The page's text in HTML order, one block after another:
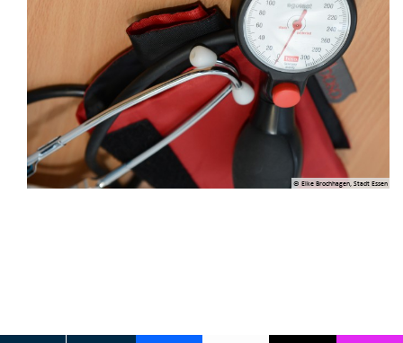
© Elke Brochhagen, Stadt Essen